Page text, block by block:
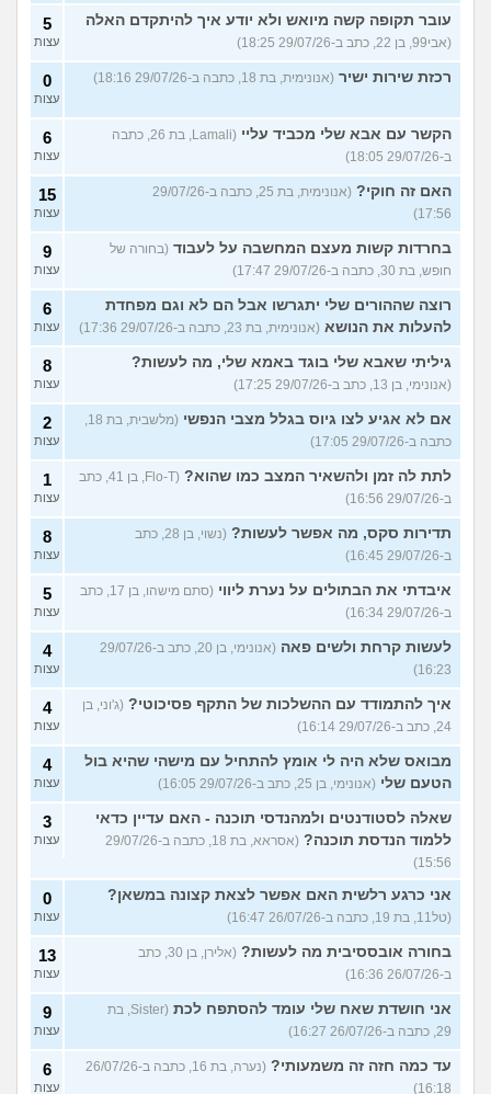
עובר תקופה קשה מיואש ולא יודע איך להיתקדם האלה
(אבי99, בן 22, כתב ב-29/07/26 18:25)
5
עצות
רכזת שירות ישיר (אנונימית, בת 18, כתבה ב-29/07/26 18:16) 0
עצות
הקשר עם אבא שלי מכביד עליי
(Lamali, בת 26, כתבה
ב-29/07/26 18:05)
6
עצות
האם זה חוקי?
(אנונימית, בת 25, כתבה ב-29/07/26
17:56)
15
עצות
בחרדות קשות מעצם המחשבה על לעבוד (בחורה של
חופש, בת 30, כתבה ב-29/07/26 17:47)
9
עצות
רוצה שההורים שלי יתגרשו אבל הם לא וגם מפחדת
להעלות את הנושא (אנונימית, בת 23, כתבה ב-29/07/26 17:36)
6
עצות
גיליתי שאבא שלי בוגד באמא שלי, מה לעשות?
(אנונימי, בן 13, כתב ב-29/07/26 17:25)
8
עצות
אם לא אגיע לצו גיוס בגלל מצבי הנפשי
(מלשבית, בת 18,
כתבה ב-29/07/26 17:05)
2
עצות
לתת לה זמן ולהשאיר המצב כמו שהוא?
(Flo-T, בן 41, כתב
ב-29/07/26 16:56)
1
עצות
תדירות סקס, מה אפשר לעשות?
(נשוי, בן 28, כתב
ב-29/07/26 16:45)
8
עצות
איבדתי את הבתולים על נערת ליווי
(סתם מישהו, בן 17, כתב
ב-29/07/26 16:34)
5
עצות
לעשות קרחת ולשים פאה
(אנונימי, בן 20, כתב ב-29/07/26
16:23)
4
עצות
איך להתמודד עם ההשלכות של התקף פסיכוטי? (ג'וני, בן
24, כתב ב-29/07/26 16:14)
4
עצות
מבואס שלא היה לי אומץ להתחיל עם מישהי שהיא בול
הטעם שלי (אנונימי, בן 25, כתב ב-29/07/26 16:05)
4
עצות
שאלה לסטודנטים ולמהנדסי תוכנה - האם עדיין כדאי
ללמוד הנדסת תוכנה?
(אסראא, בת 18, כתבה ב-29/07/26
15:56)
3
עצות
אני כרגע רלשית האם אפשר לצאת קצונה במשאן?
(טל11, בת 19, כתבה ב-26/07/26 16:47)
0
עצות
בחורה אובססיבית מה לעשות?
(אלירן, בן 30, כתב
ב-26/07/26 16:36)
13
עצות
אני חושדת שאח שלי עומד להסתפח לכת
(Sister, בת
29, כתבה ב-26/07/26 16:27)
9
עצות
עד כמה חזה זה משמעותי?
(נערה, בת 16, כתבה ב-26/07/26
16:18)
6
עצות